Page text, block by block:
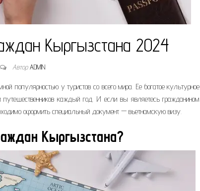
Кыргызстана 2024
АвторADMIN
популярностью у туристов со всего мира. Ее богатое культурное
каждый год. И если вы являетесь гражданином
оформить специальный документ — вьетнамскую визу.
Кыргызстана?